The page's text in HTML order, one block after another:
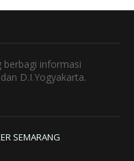
berbagi informasi
D.I.Yogyakarta.
SEMARANG